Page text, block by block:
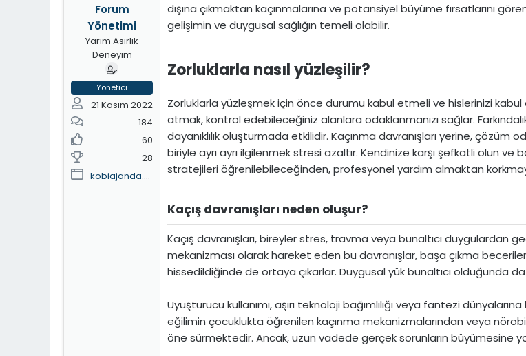
Forum
Yönetimi
Yarım Asırlık
Deneyim
Yönetici
21 Kasım 2022
184
60
28
kobiajanda.home.blog
dışına çıkmaktan kaçınmalarına ve potansiyel büyüme fırsatlarını
gelişimin ve duygusal sağlığın temeli olabilir.
Zorluklarla nasıl yüzleşilir?​
Zorluklarla yüzleşmek için önce durumu kabul etmeli ve hislerinizi
atmak, kontrol edebileceğiniz alanlara odaklanmanızı sağlar.
dayanıklılık oluşturmada etkilidir. Kaçınma davranışları yerine, çözüm
biriyle ayrı ayrı ilgilenmek stresi azaltır. Kendinize karşı şefkatli olun ve
stratejileri öğrenilebileceğinden, profesyonel yardım almaktan
Kaçış davranışları neden oluşur?​
Kaçış davranışları, bireyler stres, travma veya bunaltıcı duygulardan
mekanizması olarak hareket eden bu davranışlar, başa çıkma
hissedildiğinde de ortaya çıkarlar. Duygusal yük bunaltıcı olduğunda
Uyuşturucu kullanımı, aşırı teknoloji bağımlılığı veya fantezi
eğilimin çocuklukta öğrenilen kaçınma mekanizmalarından veya
öne sürmektedir. Ancak, uzun vadede gerçek sorunların büyümesine